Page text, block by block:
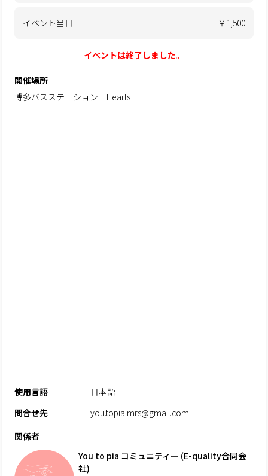
イベント当日 ￥1,500
イベントは終了しました。
開催場所
博多バスステーション Hearts
使用言語
日本語
問合せ先
you.topia.mrs@gmail.com
関係者
You to pia コミュニティー (E-quality合同会
社)